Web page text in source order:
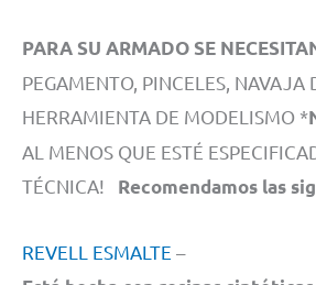
PARA SU ARMADO SE
PEGAMENTO, PINCELES, NAVAJA
HERRAMIENTA DE MODELISMO *
AL MENOS QUE ESTÉ
TÉCNICA! Recomendamos las
REVELL ESMALTE –